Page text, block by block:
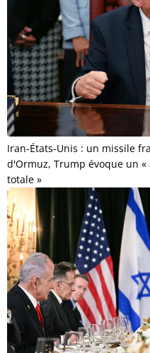
Iran-États-Unis : un missile
d'Ormuz, Trump évoque un
totale »